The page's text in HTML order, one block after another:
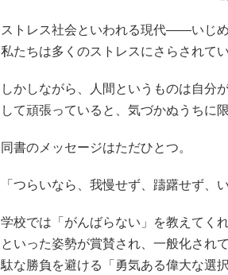
ストレス社会といわれる現代――いじ
私たちは多くのストレスにさらされて
しかしながら、人間というものは自分
して頑張っていると、気づかぬうちに
同書のメッセージはただひとつ。
「つらいなら、我慢せず、躊躇せず、
学校では「がんばらない」を教えてく
といった姿勢が賞賛され、一般化され
駄な勝負を避ける「勇気ある偉大な選